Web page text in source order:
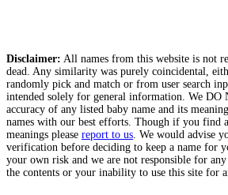
Disclaimer: All names from this website is not
dead. Any similarity was purely coincidental,
randomly pick and match or from user search
intended solely for general information. We DO
accuracy of any listed baby name and its
names with our best efforts. Though if you find
meanings please report to us . We would advise
verification before deciding to keep a name for
your own risk and we are not responsible for any
the contents or your inability to use this site for